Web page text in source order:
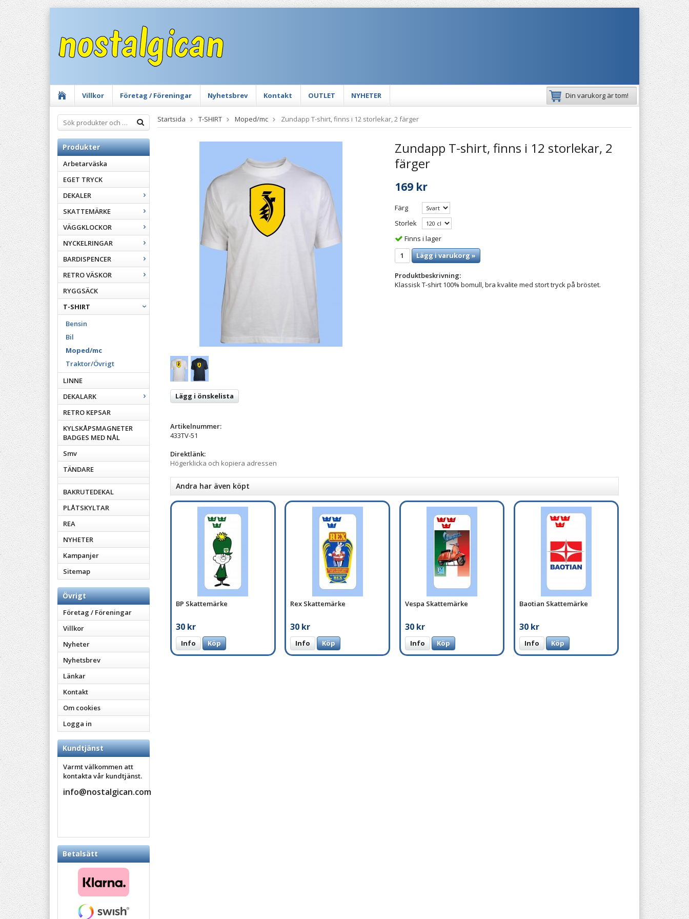
Villkor Företag / Föreningar Nyhetsbrev Kontakt OUTLET NYHETER Din varukorg är tom!
Produkter
Arbetarväska
EGET TRYCK
DEKALER
SKATTEMÄRKE
VÄGGKLOCKOR
NYCKELRINGAR
BARDISPENCER
RETRO VÄSKOR
RYGGSÄCK
T-SHIRT
Bensin
Bil
Moped/mc
Traktor/Övrigt
LINNE
DEKALARK
RETRO KEPSAR
KYLSKÅPSMAGNETER
BADGES MED NÅL
Smv
TÄNDARE
BAKRUTEDEKAL
PLÅTSKYLTAR
REA
NYHETER
Kampanjer
Sitemap
Övrigt
Företag / Föreningar
Villkor
Nyheter
Nyhetsbrev
Länkar
Kontakt
Om cookies
Logga in
Kundtjänst
Varmt välkommen att
kontakta vår kundtjänst.
info@nostalgican.com
Betalsätt
Startsida T-SHIRT Moped/mc Zundapp T-shirt, finns i 12 storlekar, 2 färger
Zundapp T-shirt, finns i 12 storlekar, 2
färger
169 kr
Färg
Storlek
Finns i lager
Lägg i varukorg »
Produktbeskrivning:
Klassisk T-shirt 100% bomull, bra kvalite med stort tryck på bröstet.
Lägg i önskelista
Artikelnummer:
433TV-51
Direktlänk:
Högerklicka och kopiera adressen
Andra har även köpt
BP Skattemärke
30 kr
Info Köp
Rex Skattemärke
30 kr
Info Köp
Vespa Skattemärke
30 kr
Info Köp
Baotian Skattemärke
30 kr
Info Köp